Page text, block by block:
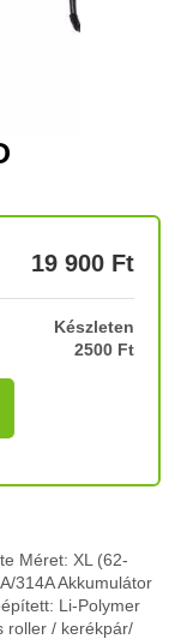
19 900 Ft
Készleten
2500 Ft
Méret: XL (62-
314A Akkumulátor
Li-Polymer
roller / kerékpár/